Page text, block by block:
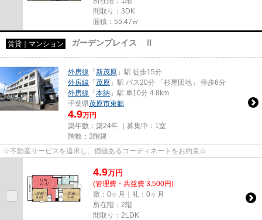
間取り：3DK
面積：55.47㎡
賃貸｜マンション ガーデンプレイス Ⅱ
外房線 「新茂原 」駅 徒歩15分
外房線 「茂原 」駅 バス20分 「杉屋団地」 停歩6分
外房線 「本納 」駅 車10分 4.8km
千葉県茂原市東郷
4.9万円
築年数：築24年 ｜募集中： 1室
階数：3階建
☆不動産サービスを追求し、価値あるコーディネートをお約束☆
4.9万円
(管理費・共益費 3,500円)
敷：0ヶ月｜礼：0ヶ月
所在階：2階
間取り：2LDK